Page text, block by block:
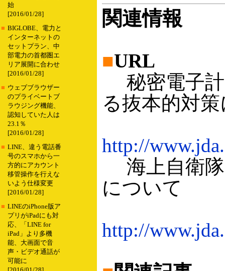
始
[2016/01/28]
■ BIGLOBE、電力と
インターネットの
セットプラン、中
部電力の首都圏エ
リア展開に合わせ
[2016/01/28]
■ ウェブブラウザー
のプライベートブ
ラウジング機能、
認知していた人は
23.1％
[2016/01/28]
■ LINE、違う電話番
号のスマホから一
方的にアカウント
移管操作を行えな
いよう仕様変更
[2016/01/28]
■ LINEのiPhone版ア
プリがiPadにも対
応、「LINE for
iPad」より多機
能、大画面で音
声・ビデオ通話が
可能に
関連情報
■URL
秘密電子計
る抜本的対
http://
海上自衛隊
について
http://